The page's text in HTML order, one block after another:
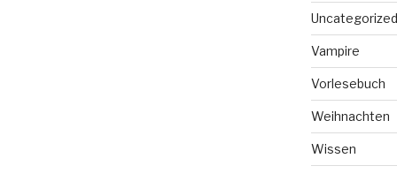
Uncategorized
Vampire
Vorlesebuch
Weihnachten
Wissen